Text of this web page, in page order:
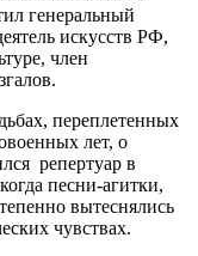
генеральный
искусств РФ,
член
переплетенных
лет, о
репертуар в
песни-агитки,
вытеснялись
чувствах.